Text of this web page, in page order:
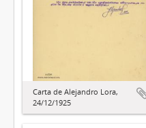
Carta de Alejandro Lora,
24/12/1925